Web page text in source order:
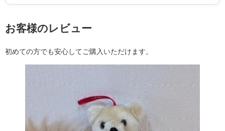
お客様のレビュー
初めての方でも安心してご購入いただけます。